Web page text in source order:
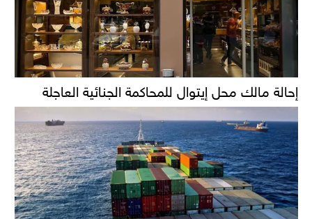
إحالة مالك محل إيتوال للمحاكمة الجنائية العاجلة